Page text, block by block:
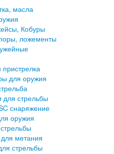
масла
Кобуры
ложементы
для оружия
для стрельбы
снаряжение
оружия
метания
стрельбы